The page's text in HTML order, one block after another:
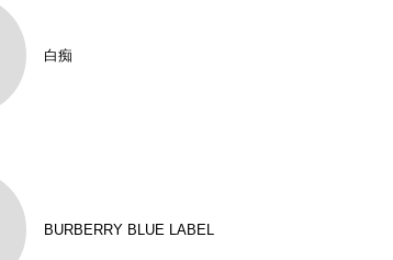
白痴
BURBERRY BLUE LABEL